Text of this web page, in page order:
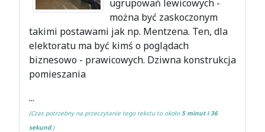
ugrupowań lewicowych -
można być zaskoczonym
takimi postawami jak np. Mentzena. Ten, dla
elektoratu ma być kimś o poglądach
biznesowo - prawicowych. Dziwna konstrukcja
pomieszania
...
(Czas potrzebny na przeczytanie tego tekstu to około5 minut i 36
sekund.)